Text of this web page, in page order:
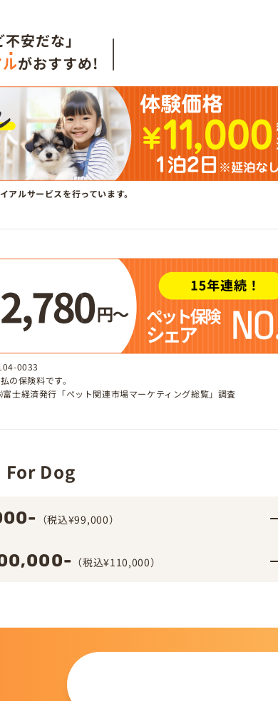
安だな」
がおすすめ!
アルサービスを行っています。
0033
の保険料です。
士経済発行「ペット関連市場マーケティング総覧」調査
For Dog
（税込¥99,000）
（税込¥110,000）